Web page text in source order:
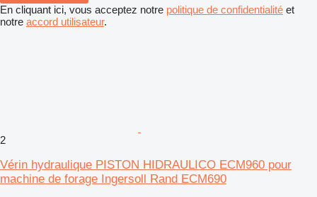
En cliquant ici, vous acceptez notre politique de confidentialité et
notre accord utilisateur.
2
Vérin hydraulique PISTON HIDRAULICO ECM960 pour
machine de forage Ingersoll Rand ECM690